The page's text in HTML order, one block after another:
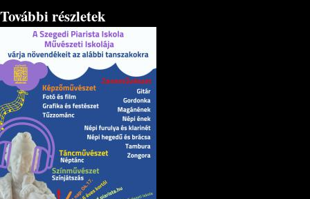
További részletek